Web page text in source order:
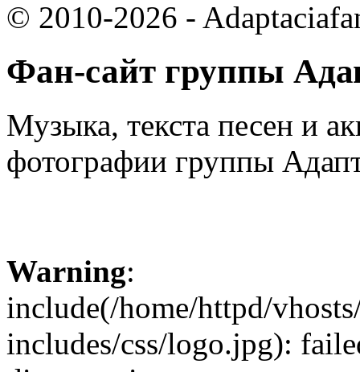
© 2010-2026 -
Фан-сайт группы
Музыка, текста песен и
фотографии группы
Warning:
include(/home/httpd/
includes/css/logo.jpg):